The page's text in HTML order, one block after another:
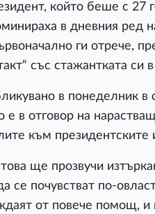
който беше с 27
в дневния ред
ги отрече,
със стажантката си
в понеделник в
е в отговор на
към президентските
ще прозвучи
се почувстват по-
от повече помощ, и